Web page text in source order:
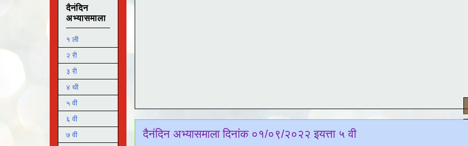
दैनंदिन अभ्यासमाला दिनांक ०१/०९/२०२२ इयत्ता ५ वी
दैनंदिन
अभ्यासमाला
१ ली
२ री
३ री
४ थी
५ वी
६ वी
७ वी